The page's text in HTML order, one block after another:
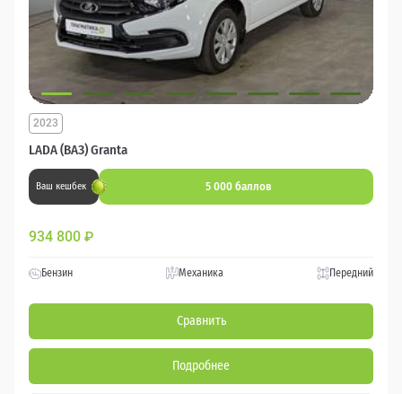
LADA (ВАЗ) Granta
2023
Ваш кешбек 5 000 баллов
934 800 ₽
Бензин Механика Передний
Сравнить
Подробнее